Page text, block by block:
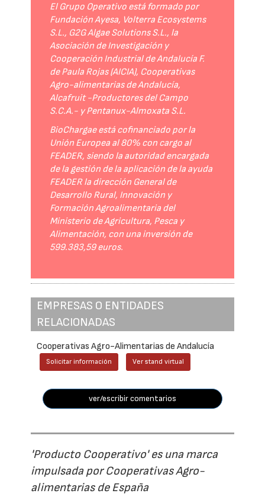
El Grupo Operativo está formado por
Fundación Ayesa, Volterra Ecosystems
S.L., G2G Algae Solutions S.L., la
Asociación de Investigación y
Cooperación Industrial de Andalucía F.
de Paula Rojas (AICIA), Cooperativas
Agro-alimentarias de Andalucía,
Alcafruit -Productores del Campo
S.C.A.- y Pentanux-Almoxata S.L.
BioChargae está cofinanciado por la
Unión Europea al 80% con cargo al
FEADER, siendo la autoridad encargada
de la gestión de la aplicación de la ayuda
FEADER la dirección General de
Desarrollo Rural, Innovación y
Formación Agroalimentaria del
Ministerio de Agricultura, Pesca y
Alimentación, con una inversión de
599.383,59 euros.
EMPRESAS O ENTIDADES
RELACIONADAS
Cooperativas Agro-Alimentarias de Andalucía
Solicitar información Ver stand virtual
ver/escribir comentarios
'Producto Cooperativo' es una marca
impulsada por Cooperativas Agro-
alimentarias de España